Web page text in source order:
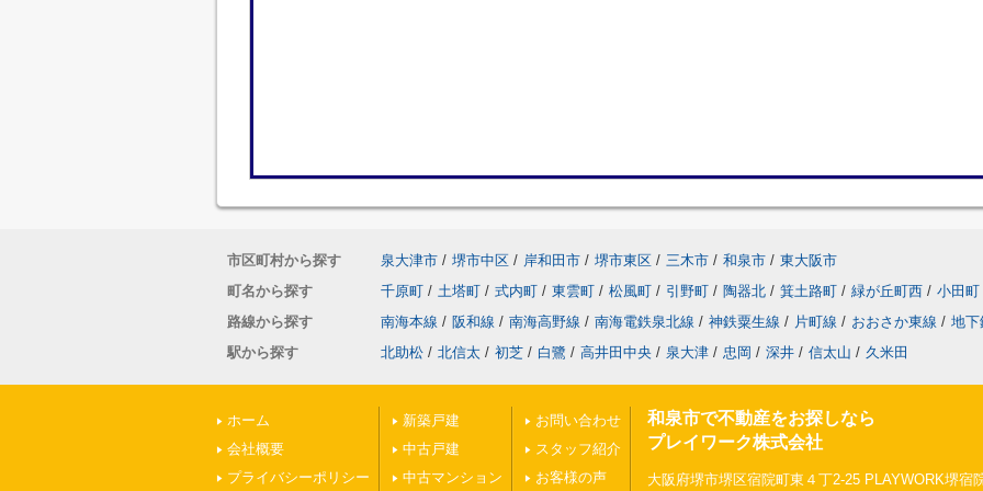
市区町村から探す 泉大津市 / 堺市中区 / 岸和田市 / 堺市東区 / 三木市 / 和泉市 / 東大阪市
町名から探す
千原町 / 土塔町 / 式内町 / 東雲町 / 松風町 / 引野町 / 陶器北 / 箕土路町 / 緑が丘町西 / 小田町
路線から探す
南海本線 / 阪和線 / 南海高野線 / 南海電鉄泉北線 / 神鉄粟生線 / 片町線 / おおさか東線 / 地下
駅から探す
北助松 / 北信太 / 初芝 / 白鷺 / 高井田中央 / 泉大津 / 忠岡 / 深井 / 信太山 / 久米田
ホーム
会社概要
プライバシーポリシー
新築戸建
中古戸建
中古マンション
お問い合わせ
スタッフ紹介
お客様の声
和泉市で不動産をお探しなら
プレイワーク株式会社
大阪府堺市堺区宿院町東４丁2-25 PLAYWORK堺宿